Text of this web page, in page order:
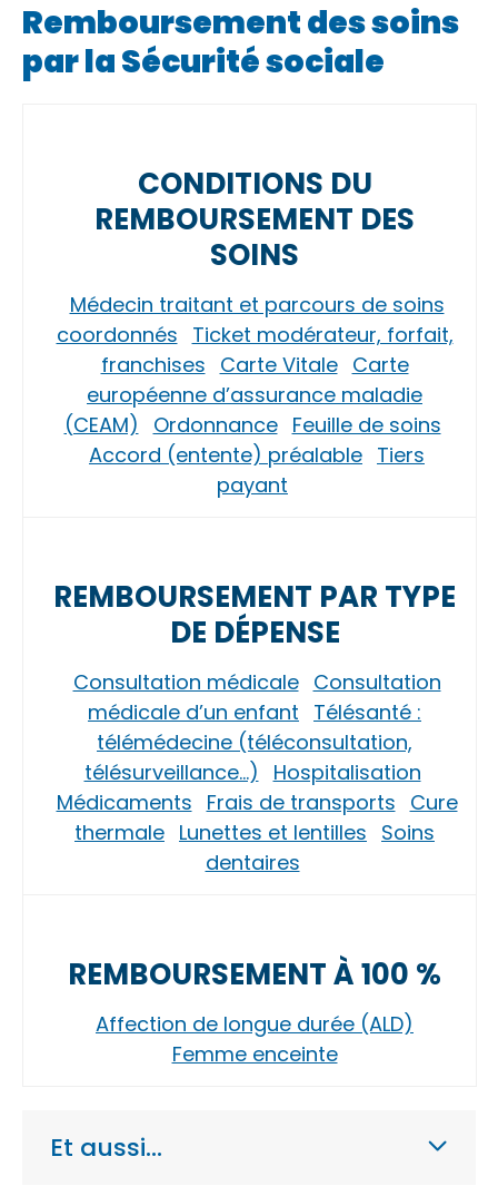
Remboursement des soins
par la Sécurité sociale
CONDITIONS DU
REMBOURSEMENT DES
SOINS
Médecin traitant et parcours de soins
coordonnés Ticket modérateur, forfait,
franchises Carte Vitale Carte
européenne d’assurance maladie
(CEAM)
Ordonnance Feuille de soins
Accord (entente) préalable Tiers
payant
REMBOURSEMENT PAR TYPE
DE DÉPENSE
Consultation médicale Consultation
médicale d’un enfant Télésanté :
télémédecine (téléconsultation,
télésurveillance…)
Hospitalisation
Médicaments Frais de transports Cure
thermale Lunettes et lentilles Soins
dentaires
REMBOURSEMENT À 100 %
Affection de longue durée (ALD)
Femme enceinte
Et aussi…